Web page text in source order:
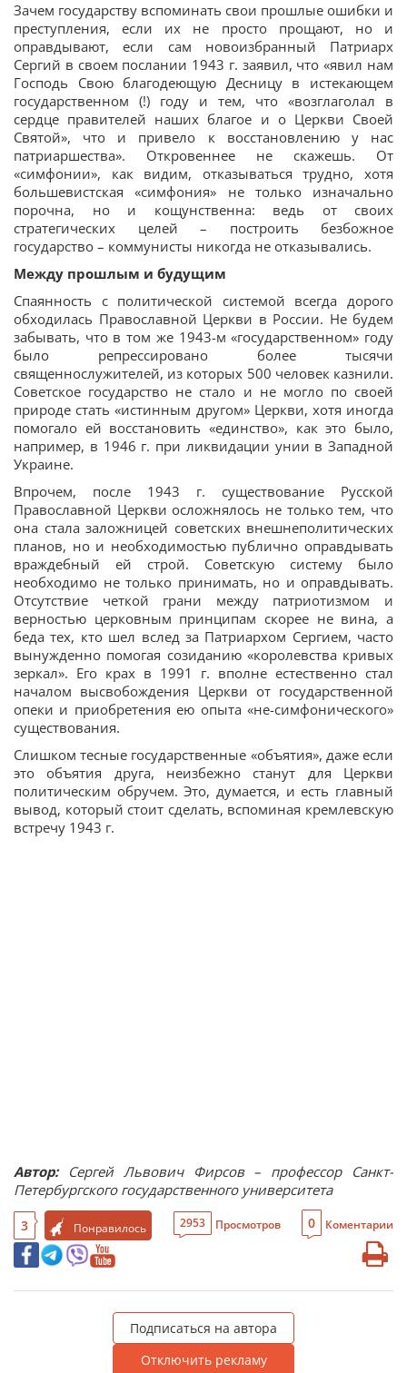
Зачем государству вспоминать свои прошлые ошибки и
преступления, если их не просто прощают, но и
оправдывают, если сам новоизбранный Патриарх
Сергий в своем послании 1943 г. заявил, что «явил нам
Господь Свою благодеющую Десницу в истекающем
государственном (!) году и тем, что «возглаголал в
сердце правителей наших благое и о Церкви Своей
Святой», что и привело к восстановлению у нас
патриаршества». Откровеннее не скажешь. От
«симфонии», как видим, отказываться трудно, хотя
большевистская «симфония» не только изначально
порочна, но и кощунственна: ведь от своих
стратегических целей – построить безбожное
государство – коммунисты никогда не отказывались.
Между прошлым и будущим
Спаянность с политической системой всегда дорого
обходилась Православной Церкви в России. Не будем
забывать, что в том же 1943-м «государственном» году
было репрессировано более тысячи
священнослужителей, из которых 500 человек казнили.
Советское государство не стало и не могло по своей
природе стать «истинным другом» Церкви, хотя иногда
помогало ей восстановить «единство», как это было,
например, в 1946 г. при ликвидации унии в Западной
Украине.
Впрочем, после 1943 г. существование Русской
Православной Церкви осложнялось не только тем, что
она стала заложницей советских внешнеполитических
планов, но и необходимостью публично оправдывать
враждебный ей строй. Советскую систему было
необходимо не только принимать, но и оправдывать.
Отсутствие четкой грани между патриотизмом и
верностью церковным принципам скорее не вина, а
беда тех, кто шел вслед за Патриархом Сергием, часто
вынужденно помогая созиданию «королевства кривых
зеркал». Его крах в 1991 г. вполне естественно стал
началом высвобождения Церкви от государственной
опеки и приобретения ею опыта «не-симфонического»
существования.
Слишком тесные государственные «объятия», даже если
это объятия друга, неизбежно станут для Церкви
политическим обручем. Это, думается, и есть главный
вывод, который стоит сделать, вспоминая кремлевскую
встречу 1943 г.
Автор: Сергей Львович Фирсов – профессор Санкт-
Петербургского государственного университета
3 Понравилось 2953 Просмотров 0 Коментарии
Подписаться на автора
Отключить рекламу